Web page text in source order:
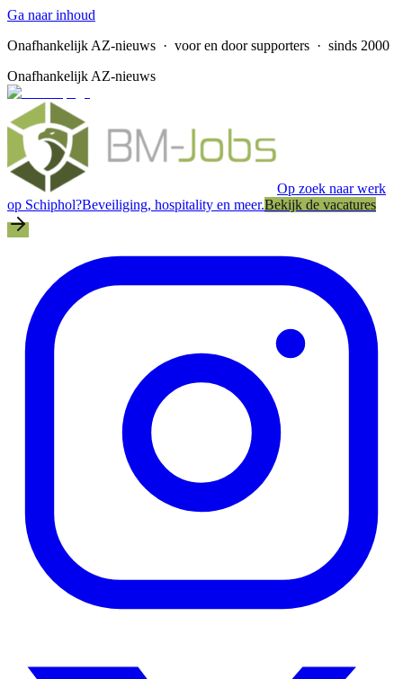
Ga naar inhoud
Onafhankelijk AZ-nieuws · voor en door supporters · sinds 2000
Onafhankelijk AZ-nieuws
Op zoek naar werk
op Schiphol?Beveiliging, hospitality en meer.Bekijk de vacatures